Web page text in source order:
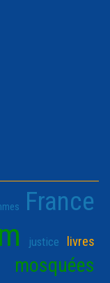
France
justice livres
mosquées